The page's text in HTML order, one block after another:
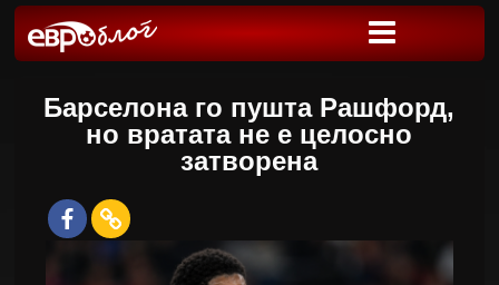
Барселона го пушта Рашфорд,
но вратата не е целосно
затворена